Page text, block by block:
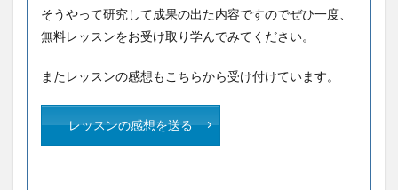
そうやって研究して成果の出た内容ですのでぜひ一度、
無料レッスンをお受け取り学んでみてください。
またレッスンの感想もこちらから受け付けています。
レッスンの感想を送る